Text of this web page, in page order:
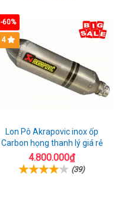
-60%
4
Lon Pô Akrapovic inox ốp
Carbon họng thanh lý giá rẻ
4.800.000₫
(39)